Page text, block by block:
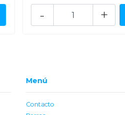
+
-
Menú
Contacto